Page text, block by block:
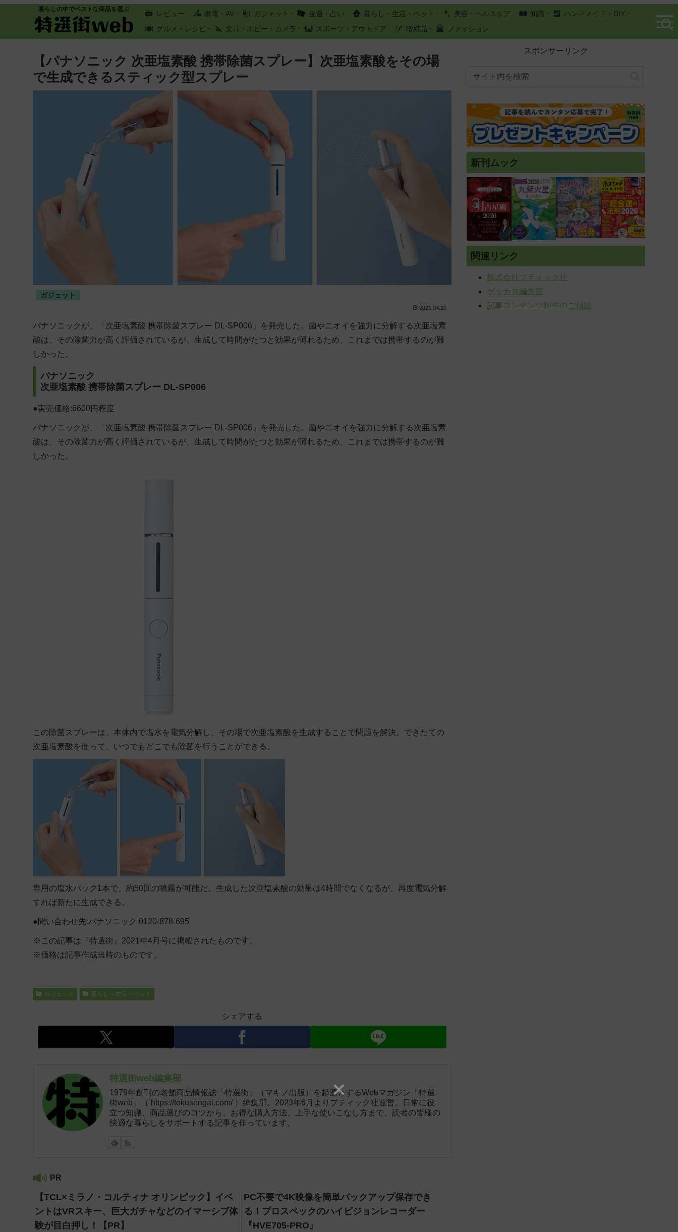
暮らしの中でベストな商品を選ぶ
レビュー 家電・AV ガジェット 金運・占い 暮らし・生活・ペット 美容・ヘルスケア 知識
ハンドメイド・DIY
グルメ・レシピ
文具・ホビー・カメラ スポーツ・アウトドア 嗜好品 ファッション
【パナソニック 次亜塩素酸 携帯除菌スプレー】次亜塩素酸をその場
で生成できるスティック型スプレー
ガジェット
2021.04.20
パナソニックが、「次亜塩素酸 携帯除菌スプレー DL-SP006」を発売した。菌やニオイを強力に分解する次亜塩素
酸は、その除菌力が高く評価されているが、生成して時間がたつと効果が薄れるため、これまでは携帯するのが難
しかった。
パナソニック
次亜塩素酸 携帯除菌スプレー DL-SP006
●実売価格:6600円程度
パナソニックが、「次亜塩素酸 携帯除菌スプレー DL-SP006」を発売した。菌やニオイを強力に分解する次亜塩素
酸は、その除菌力が高く評価されているが、生成して時間がたつと効果が薄れるため、これまでは携帯するのが難
しかった。
この除菌スプレーは、本体内で塩水を電気分解し、その場で次亜塩素酸を生成することで問題を解決。できたての
次亜塩素酸を使って、いつでもどこでも除菌を行うことができる。
専用の塩水パック1本で、約50回の噴霧が可能だ。生成した次亜塩素酸の効果は4時間でなくなるが、再度電気分解
すれば新たに生成できる。
●問い合わせ先:パナソニック 0120-878-695
※この記事は『特選街』2021年4月号に掲載されたものです。
※価格は記事作成当時のものです。
ガジェット 暮らし・生活・ペット
シェアする
特選街web編集部
1979年創刊の老舗商品情報誌「特選街」（マキノ出版）を起源とするWebマガジン「特選
街web」（ https://tokusengai.com/ ）編集部。2023年6月よりブティック社運営。日常に役
立つ知識、商品選びのコツから、お得な購入方法、上手な使いこなし方まで、読者の皆様の
快適な暮らしをサポートする記事を作っています。
PR
【TCL×ミラノ・コルティナ オリンピック】イベ
ントはVRスキー、巨大ガチャなどのイマーシブ体
験が目白押し！【PR】
PC不要で4K映像を簡単バックアップ保存でき
る！プロスペックのハイビジョンレコーダー
『HVE705-PRO』
スポンサーリンク
新刊ムック
関連リンク
株式会社ブティック社
ゲッカヨ編集室
記事コンテンツ制作のご相談